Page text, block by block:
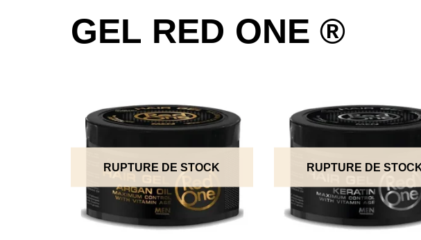
GEL RED ONE ®
RUPTURE DE STOCK RUPTURE DE